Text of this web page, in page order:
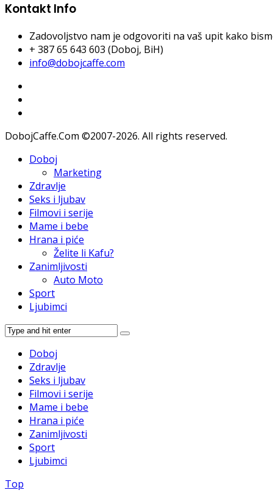
Kontakt Info
Zadovoljstvo nam je odgovoriti na vaš upit kako
+ 387 65 643 603 (Doboj, BiH)
info@dobojcaffe.com
DobojCaffe.Com ©2007-2026. All rights reserved.
Doboj
Marketing
Zdravlje
Seks i ljubav
Filmovi i serije
Mame i bebe
Hrana i piće
Želite li Kafu?
Zanimljivosti
Auto Moto
Sport
Ljubimci
Doboj
Zdravlje
Seks i ljubav
Filmovi i serije
Mame i bebe
Hrana i piće
Zanimljivosti
Sport
Ljubimci
Top